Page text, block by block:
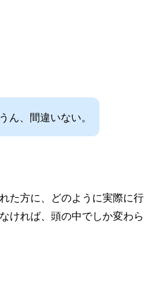
ん、間違いない。
た方に、どのように実際に行
ければ、頭の中でしか変わら